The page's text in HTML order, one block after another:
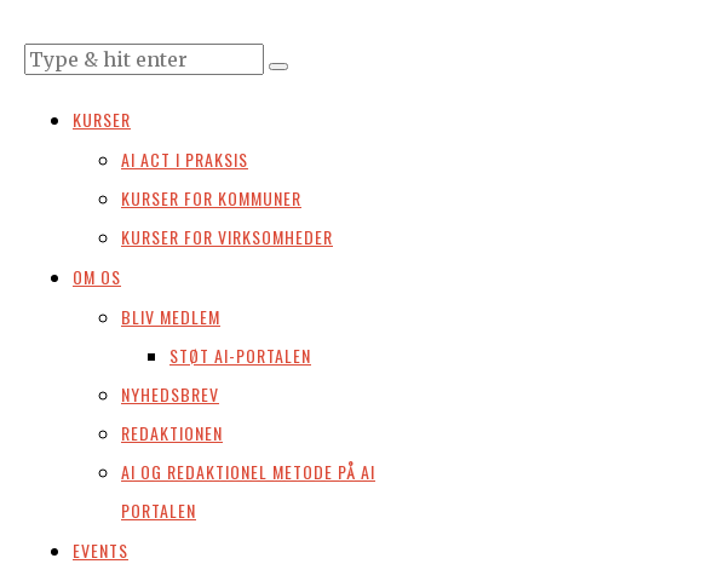
KURSER
AI ACT I PRAKSIS
KURSER FOR KOMMUNER
KURSER FOR VIRKSOMHEDER
OM OS
BLIV MEDLEM
STØT AI-PORTALEN
NYHEDSBREV
REDAKTIONEN
AI OG REDAKTIONEL METODE PÅ AI
PORTALEN
EVENTS